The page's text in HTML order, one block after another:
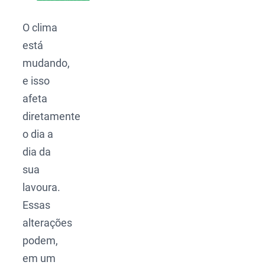
O clima
está
mudando,
e isso
afeta
diretamente
o dia a
dia da
sua
lavoura.
Essas
alterações
podem,
em um